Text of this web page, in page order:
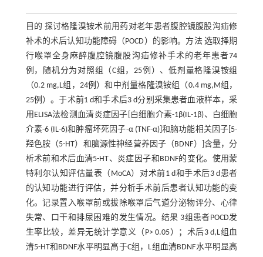
目的 探讨格隆溴铵术前用药对老年患者腹腔镜腹股沟疝修
补术的术后认知功能障碍（POCD）的影响。方法 选取择期
行喉罩全身麻醉腹腔镜腹股沟疝修补手术的老年患者74
例，随机分为对照组（C组，25例）、低剂量格隆溴铵组
（0.2 mg,L组，24例）和中剂量格隆溴铵组（0.4 mg,M组，
25例）。于术前1 d和手术后3 d分别采集患者血液样本，采
用ELISA法检测血清炎症因子[白细胞介素-1β(IL-1β)、白细胞
介素-6 (IL-6)和肿瘤坏死因子-α (TNF-α)]和脑功能相关因子[5-
羟色胺（5-HT）和脑源性神经营养因子（BDNF）]含量，分
析术前和术后血清5-HT、炎症因子和BDNF的变化。使用蒙
特利尔认知评估量表（MoCA）对术前1 d和手术后3 d患者
的认知功能进行评估，并分析手术前后患者认知功能的变
化。记录置入喉罩前或拔除喉罩后气道分泌物评分、心律
失常、口干和排尿困难的发生情况。结果 3组患者POCD发
生率比较，差异无统计学意义（P> 0.05）；术后3 d,L组血
清5-HT和BDNF水平明显高于C组，L组血清BDNF水平明显高